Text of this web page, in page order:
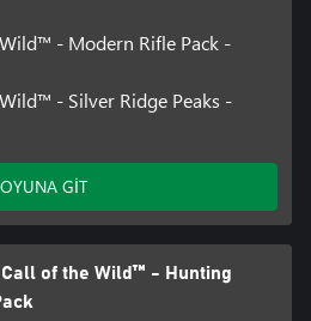
en fazla 7 arkadaşından (veya
katıl.- Modern Rifle Pack -
- Silver Ridge Peaks -
OYUNA GİT
of the Wild™ - Hunting